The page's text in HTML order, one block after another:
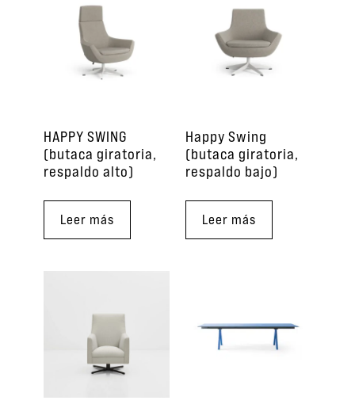
HAPPY SWING
(butaca giratoria,
respaldo alto)
Leer más
Happy Swing
(butaca giratoria,
respaldo bajo)
Leer más